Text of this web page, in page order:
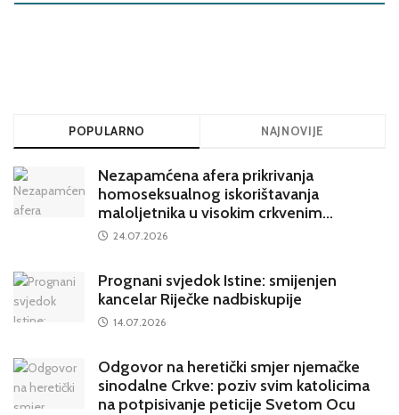
POPULARNO NAJNOVIJE
Nezapamćena afera prikrivanja
homoseksualnog iskorištavanja
maloljetnika u visokim crkvenim
krugovima potresa Hrvatsku
24.07.2026
Prognani svjedok Istine: smijenjen
kancelar Riječke nadbiskupije
14.07.2026
Odgovor na heretički smjer njemačke
sinodalne Crkve: poziv svim katolicima
na potpisivanje peticije Svetom Ocu